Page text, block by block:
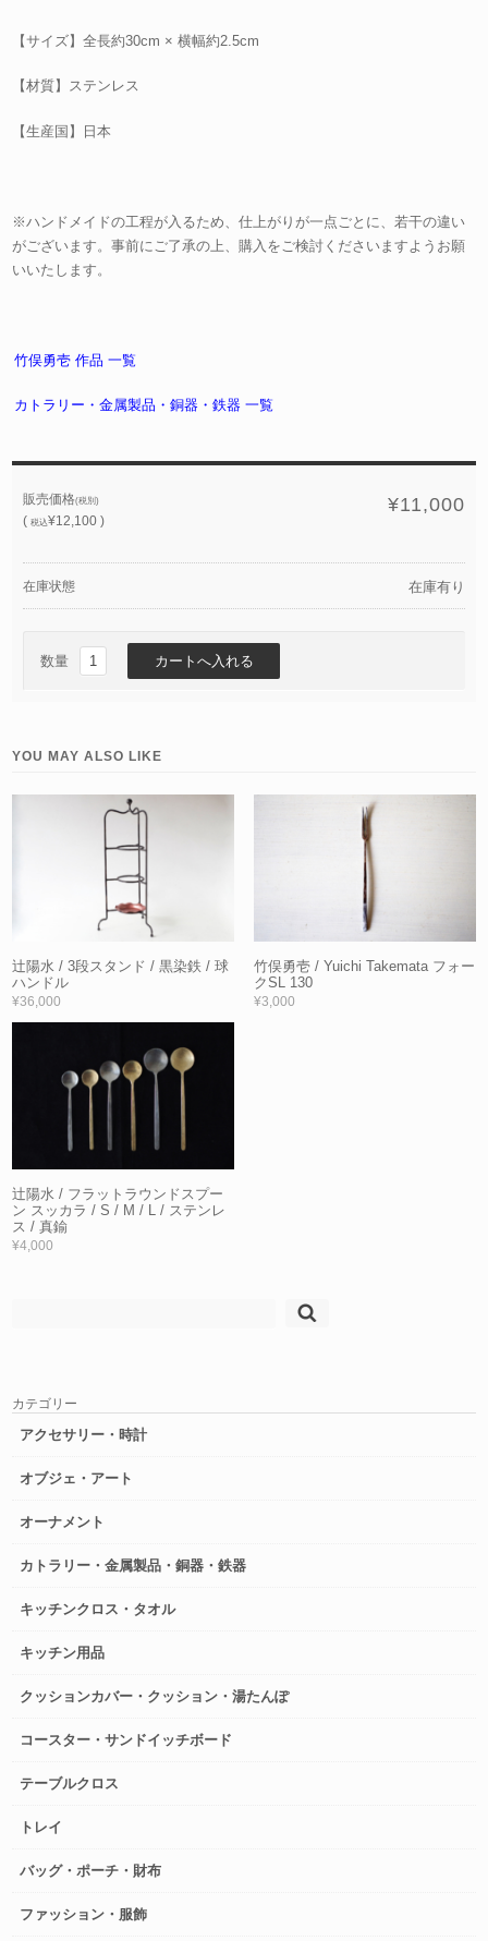
【サイズ】全長約30cm × 横幅約2.5cm
【材質】ステンレス
【生産国】日本
※ハンドメイドの工程が入るため、仕上がりが一点ごとに、若干の違い
がございます。事前にご了承の上、購入をご検討くださいますようお願
いいたします。
竹俣勇壱 作品 一覧
カトラリー・金属製品・銅器・鉄器 一覧
販売価格(税別)
(税込¥12,100 )
¥11,000
在庫状態 在庫有り
数量
YOU MAY ALSO LIKE
辻陽水 / 3段スタンド / 黒染鉄 / 球
ハンドル
¥36,000
竹俣勇壱 / Yuichi Takemata フォー
クSL 130
¥3,000
辻陽水 / フラットラウンドスプー
ン スッカラ / S / M / L / ステンレ
ス / 真鍮
¥4,000
カテゴリー
アクセサリー・時計
オブジェ・アート
オーナメント
カトラリー・金属製品・銅器・鉄器
キッチンクロス・タオル
キッチン用品
クッションカバー・クッション・湯たんぽ
コースター・サンドイッチボード
テーブルクロス
トレイ
バッグ・ポーチ・財布
ファッション・服飾